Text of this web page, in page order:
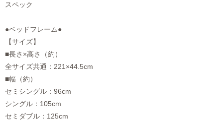
スペック
●ベッドフレーム●
【サイズ】
■長さ×高さ（約）
全サイズ共通：221×44.5cm
■幅（約）
セミシングル：96cm
シングル：105cm
セミダブル：125cm